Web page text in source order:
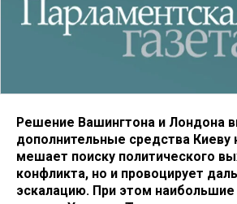
Решение Вашингтона и Лондона
дополнительные средства Киеву
мешает поиску политического
конфликта, но и провоцирует
эскалацию. При этом наибольшие